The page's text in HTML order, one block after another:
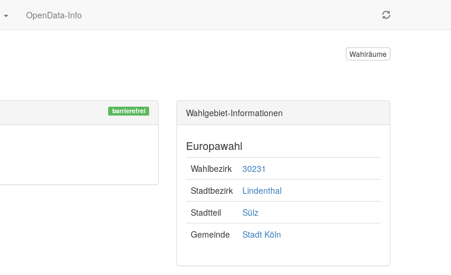
OpenData-Info
Wahlräume
barrierefrei Wahlgebiet-Informationen
Europawahl
Wahlbezirk
30231
Stadtbezirk
Lindenthal
Stadtteil
Sülz
Gemeinde
Stadt Köln